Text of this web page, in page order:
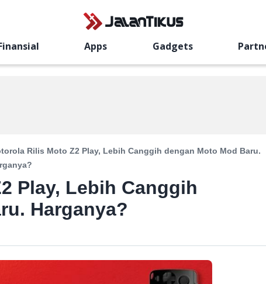
Apps Gadgets
Rilis Moto Z2 Play, Lebih Canggih dengan Moto Mod Baru.
Play, Lebih Canggih
Harganya?